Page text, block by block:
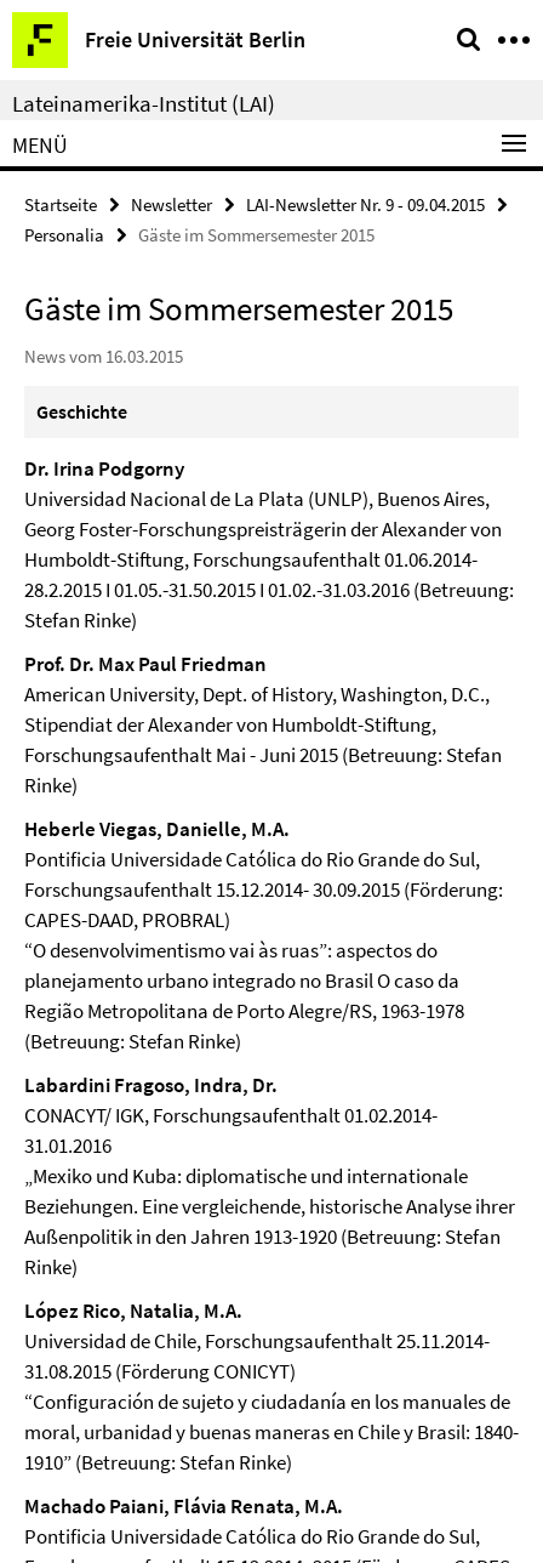
Springe
direkt
zu
Inhalt
Freie Universität Berlin
Service-
Navigation
Lateinamerika-Institut (LAI)
MENÜ
Startseite Newsletter
LAI-Newsletter Nr. 9 - 09.04.2015
Personalia
Gäste im Sommersemester 2015
Gäste im Sommersemester 2015
News vom 16.03.2015
Geschichte
Dr. Irina Podgorny
Universidad Nacional de La Plata (UNLP), Buenos Aires,
Georg Foster-Forschungspreisträgerin der Alexander von
Humboldt-Stiftung, Forschungsaufenthalt 01.06.2014-
28.2.2015 Ι 01.05.-31.50.2015 Ι 01.02.-31.03.2016 (Betreuung:
Stefan Rinke)
Prof. Dr. Max Paul Friedman
American University, Dept. of History, Washington, D.C.,
Stipendiat der Alexander von Humboldt-Stiftung,
Forschungsaufenthalt Mai - Juni 2015 (Betreuung: Stefan
Rinke)
Heberle Viegas, Danielle, M.A.
Pontificia Universidade Católica do Rio Grande do Sul,
Forschungsaufenthalt 15.12.2014- 30.09.2015 (Förderung:
CAPES-DAAD, PROBRAL)
“O desenvolvimentismo vai às ruas”: aspectos do
planejamento urbano integrado no Brasil O caso da
Região Metropolitana de Porto Alegre/RS, 1963-1978
(Betreuung: Stefan Rinke)
Labardini Fragoso, Indra, Dr.
CONACYT/ IGK, Forschungsaufenthalt 01.02.2014-
31.01.2016
„Mexiko und Kuba: diplomatische und internationale
Beziehungen. Eine vergleichende, historische Analyse ihrer
Außenpolitik in den Jahren 1913-1920 (Betreuung: Stefan
Rinke)
López Rico, Natalia, M.A.
Universidad de Chile, Forschungsaufenthalt 25.11.2014-
31.08.2015 (Förderung CONICYT)
“Configuración de sujeto y ciudadanía en los manuales de
moral, urbanidad y buenas maneras en Chile y Brasil: 1840-
1910” (Betreuung: Stefan Rinke)
Machado Paiani, Flávia Renata, M.A.
Pontificia Universidade Católica do Rio Grande do Sul,